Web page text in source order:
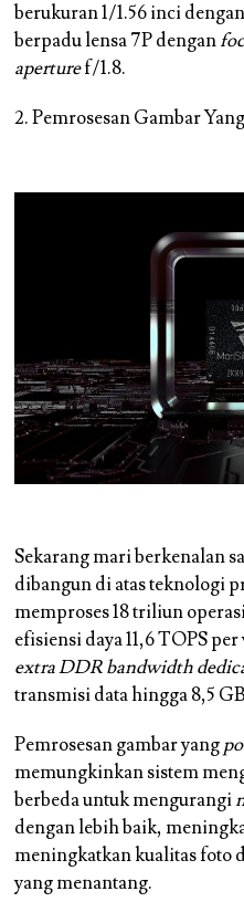
berukuran 1/1.56 inci
berpadu lensa 7P dengan
aperturef/1.8.
2. Pemrosesan Gambar
Sekarang mari berkenalan
dibangun di atas teknologi
memproses 18 triliun
efisiensi daya 11,6 TOPS
extra DDR bandwidth
transmisi data hingga 8,5
Pemrosesan gambar yang
memungkinkan sistem
berbeda untuk mengurangi
dengan lebih baik,
meningkatkan kualitas foto
yang menantang.